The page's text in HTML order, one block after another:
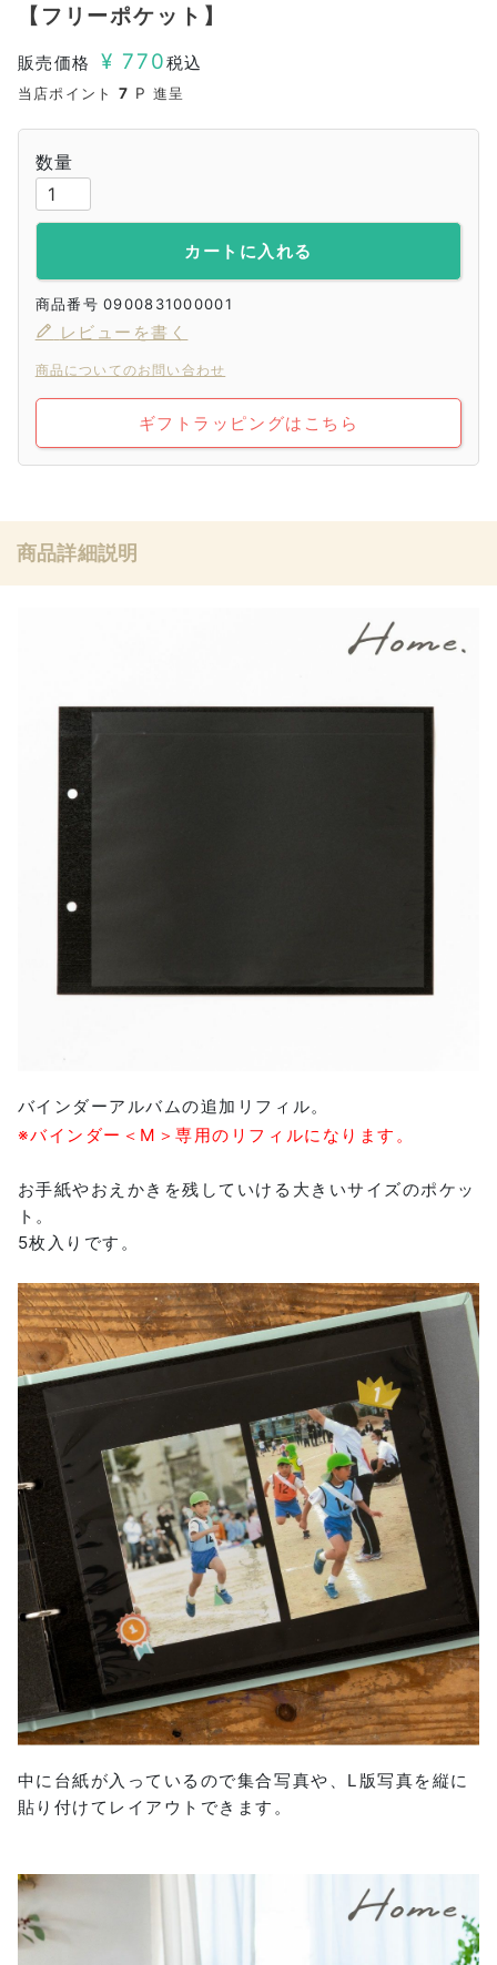
【フリーポケット】
販売価格 ¥ 770税込
当店ポイント 7 P 進呈
カートに入れる
商品番号 0900831000001
レビューを書く
商品についてのお問い合わせ
ギフトラッピングはこちら
商品詳細説明
バインダーアルバムの追加リフィル。
※バインダー＜M＞専用のリフィルになります。
お手紙やおえかきを残していける大きいサイズのポケッ
ト。
5枚入りです。
中に台紙が入っているので集合写真や、L版写真を縦に
貼り付けてレイアウトできます。